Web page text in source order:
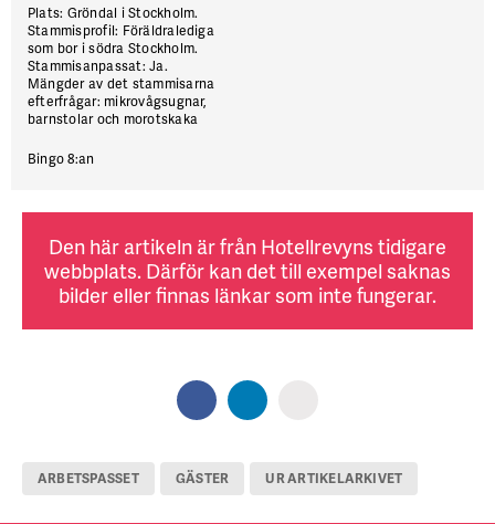
Plats: Gröndal i Stockholm.
Stammisprofil: Föräldralediga
som bor i södra Stockholm.
Stammisanpassat: Ja.
Mängder av det stammisarna
efterfrågar: mikrovågsugnar,
barnstolar och morotskaka
Bingo 8:an
Den här artikeln är från Hotellrevyns tidigare
webbplats. Därför kan det till exempel saknas
bilder eller finnas länkar som inte fungerar.
ARBETSPASSET GÄSTER UR ARTIKELARKIVET